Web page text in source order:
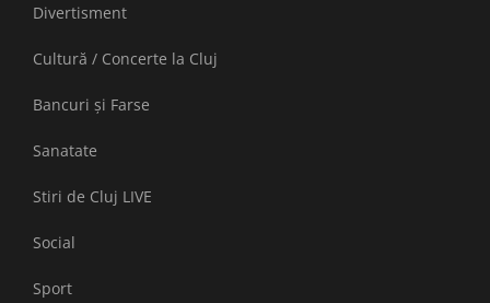
Divertisment
Cultură / Concerte la Cluj
Bancuri și Farse
Sanatate
Stiri de Cluj LIVE
Social
Sport